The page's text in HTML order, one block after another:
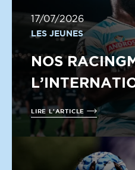
17/07/2026
LES JEUNES
NOS
LIRE L'ARTICLE